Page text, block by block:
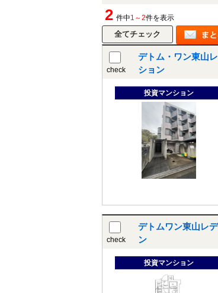
2 件中1～2件を表示
check
デトム・ワン東山
ション
投資マンション
check
デトムワン東山レ
ン
投資マンション